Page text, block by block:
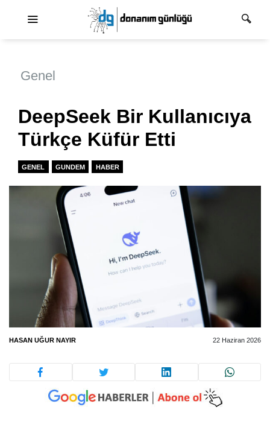
Genel
DeepSeek Bir Kullanıcıya
Türkçe Küfür Etti
GENEL GUNDEM HABER
HASAN UĞUR NAYIR 22 Haziran 2026